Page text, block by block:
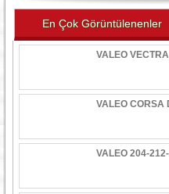
En Çok Görüntülenenler
VALEO
VALEO CORSA
VALEO 204-